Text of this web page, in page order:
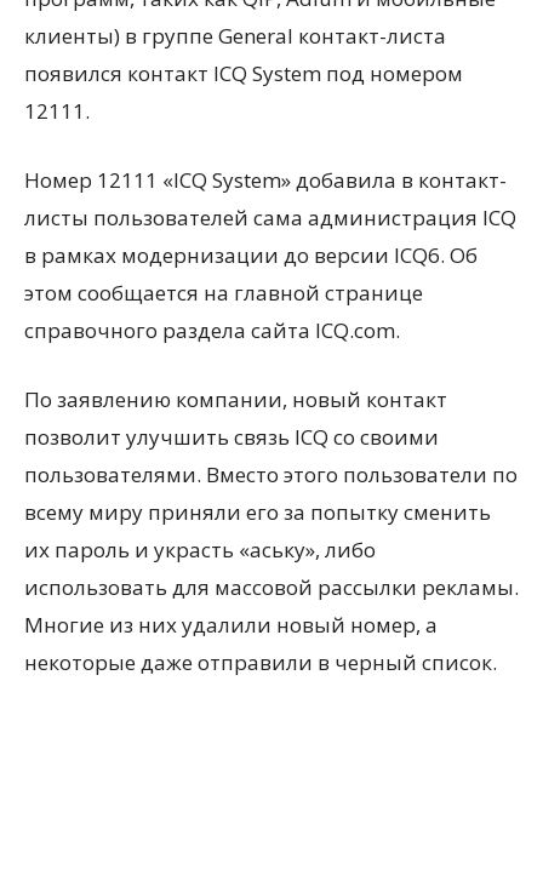
клиенты) в группе General контакт-листа
появился контакт ICQ System под номером
12111.
Номер 12111 «ICQ System» добавила в контакт-
листы пользователей сама администрация ICQ
в рамках модернизации до версии ICQ6. Об
этом сообщается на главной странице
справочного раздела сайта ICQ.com.
По заявлению компании, новый контакт
позволит улучшить связь ICQ со своими
пользователями. Вместо этого пользователи по
всему миру приняли его за попытку сменить
их пароль и украсть «аську», либо
использовать для массовой рассылки рекламы.
Многие из них удалили новый номер, а
некоторые даже отправили в черный список.